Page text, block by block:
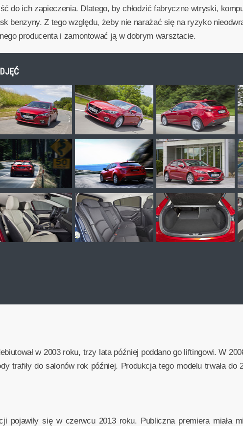
do ich zapieczenia. Dlatego, by chłodzić fabryczne wtryski,
benzyny. Z tego względu, żeby nie narażać się na ryzyko
producenta i zamontować ją w dobrym warsztacie.
w 2003 roku, trzy lata później poddano go liftingowi. W
trafiły do salonów rok później. Produkcja tego modelu trwała do
pojawiły się w czerwcu 2013 roku. Publiczna premiera miała